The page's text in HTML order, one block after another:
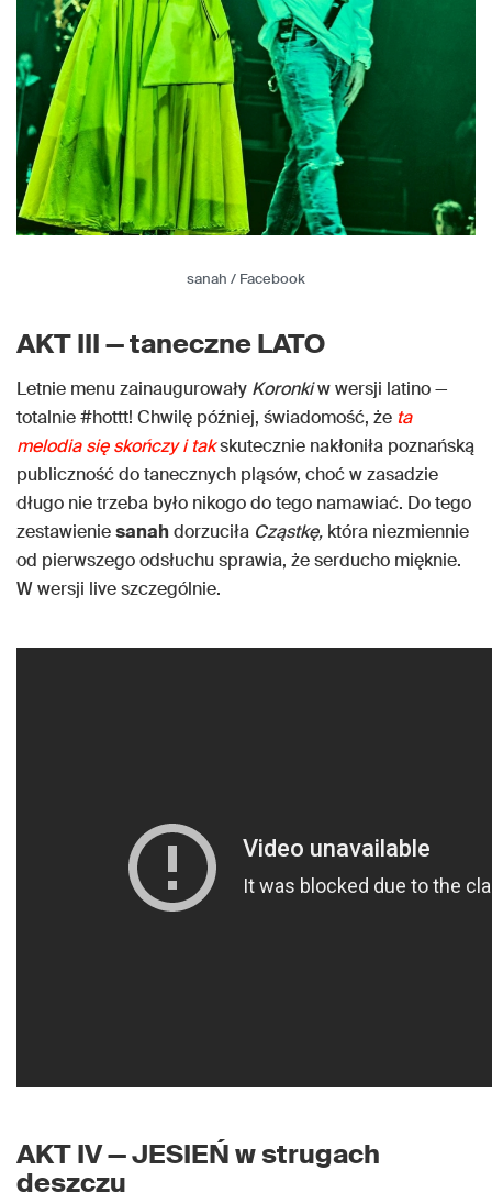
sanah / Facebook
AKT III — taneczne LATO
Letnie menu zainaugurowały Koronkiw wersji latino —
totalnie #hottt! Chwilę później, świadomość, że ta
melodia się skończy i takskutecznie nakłoniła poznańską
publiczność do tanecznych pląsów, choć w zasadzie
długo nie trzeba było nikogo do tego namawiać. Do tego
zestawieniesanahdorzuciła Cząstkę, która niezmiennie
od pierwszego odsłuchu sprawia, że serducho mięknie.
W wersji live szczególnie.
AKT IV — JESIEŃ w strugach
deszczu